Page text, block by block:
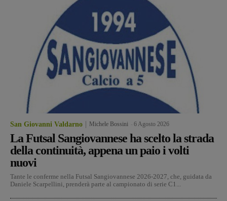
San Giovanni Valdarno Michele Bossini 6 Agosto 2026
La Futsal Sangiovannese ha scelto la strada
della continuità, appena un paio i volti
nuovi
Tante le conferme nella Futsal Sangiovannese 2026-2027, che, guidata da
Daniele Scarpellini, prenderà parte al campionato di serie C1...